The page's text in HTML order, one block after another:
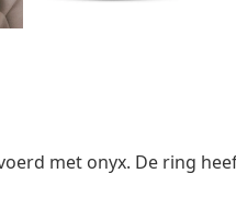
met onyx. De ring